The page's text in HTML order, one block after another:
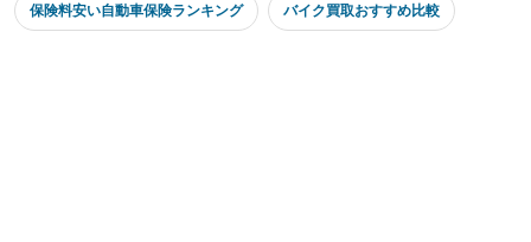
保険料安い自動車保険ランキング バイク買取おすすめ比較